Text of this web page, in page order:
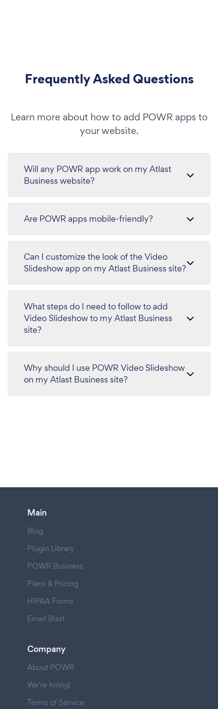
Frequently Asked Questions
Learn more about how to add POWR apps to
your website.
Will any POWR app work on my Atlast
Business website?
Are POWR apps mobile-friendly?
Can I customize the look of the Video
Slideshow app on my Atlast Business site?
What steps do I need to follow to add
Video Slideshow to my Atlast Business
site?
Why should I use POWR Video Slideshow
on my Atlast Business site?
Main
Blog
Plugin Library
POWR Business
Plans & Pricing
HIPAA Forms
Email Blast
Company
About POWR
We're hiring!
Terms of Service